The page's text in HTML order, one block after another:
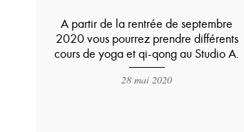
A partir de la rentrée de septembre
2020 vous pourrez prendre différents
cours de yoga et qi-qong au Studio A.
28 mai 2020